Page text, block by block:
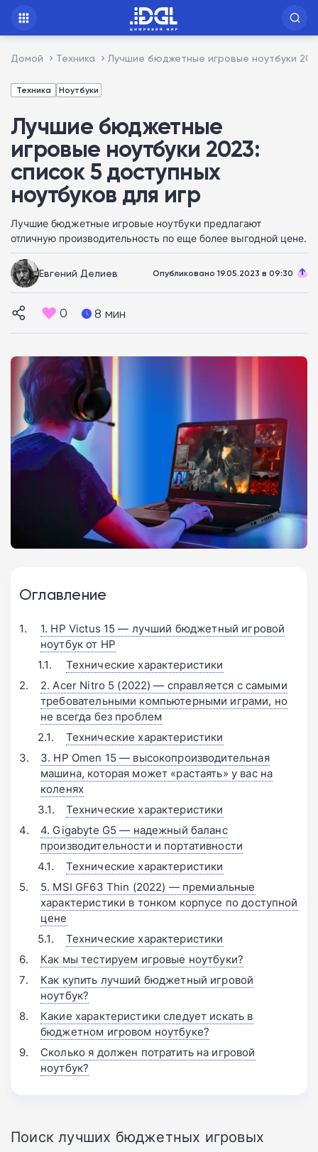
Домой Техника Лучшие бюджетные игровые ноутбуки
Техника Ноутбуки
Лучшие бюджетные
игровые ноутбуки 2023:
список 5 доступных
ноутбуков для игр
Лучшие бюджетные игровые ноутбуки предлагают
отличную производительность по еще более выгодной цене.
Евгений Делиев Опубликовано 19.05.2023 в 09:30
0 8 мин
Оглавление
1. HP Victus 15 — лучший бюджетный игровой
ноутбук от HP
Технические характеристики
2. Acer Nitro 5 (2022) — справляется с самыми
требовательными компьютерными играми, но
не всегда без проблем
Технические характеристики
3. HP Omen 15 — высокопроизводительная
машина, которая может «растаять» у вас на
коленях
Технические характеристики
4. Gigabyte G5 — надежный баланс
производительности и портативности
Технические характеристики
5. MSI GF63 Thin (2022) — премиальные
характеристики в тонком корпусе по доступной
цене
Технические характеристики
Как мы тестируем игровые ноутбуки?
Как купить лучший бюджетный игровой
ноутбук?
Какие характеристики следует искать в
бюджетном игровом ноутбуке?
Сколько я должен потратить на игровой
ноутбук?
Поиск лучших бюджетных игровых